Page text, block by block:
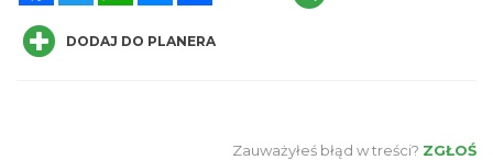
DODAJ DO PLANERA
Zauważyłeś błąd w treści? ZGŁOŚ